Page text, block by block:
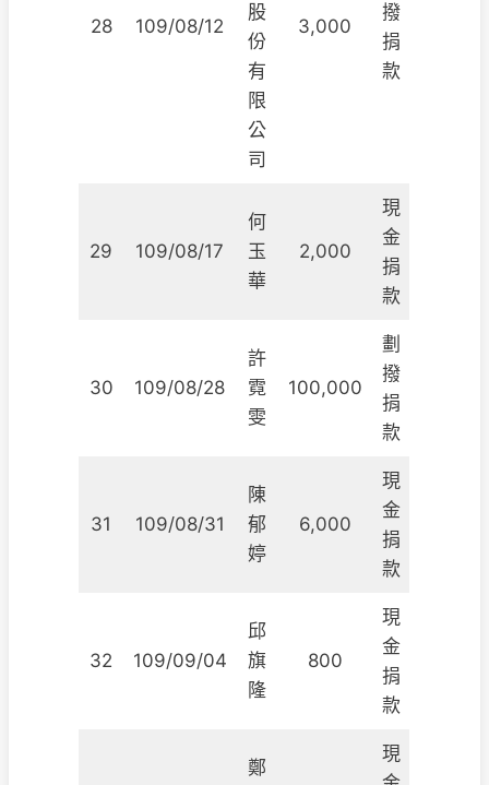
28 109/08/12
股
份
有
限
公
司
3,000
撥
捐
款
29 109/08/17
何
玉
華
2,000
現
金
捐
款
30 109/08/28
許
霓
雯
100,000
劃
撥
捐
款
31 109/08/31
陳
郁
婷
6,000
現
金
捐
款
32 109/09/04
邱
旗
隆
800
現
金
捐
款
鄭
現